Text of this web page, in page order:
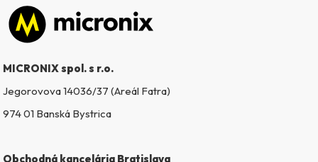
Zápätie
MICRONIX spol. s r.o.
Jegorovova 14036/37 (Areál Fatra)
974 01 Banská Bystrica
Obchodná kancelária Bratislava